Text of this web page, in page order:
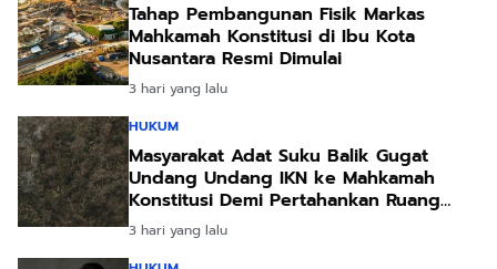
Tahap Pembangunan Fisik Markas
Mahkamah Konstitusi di Ibu Kota
Nusantara Resmi Dimulai
3 hari yang lalu
HUKUM
Masyarakat Adat Suku Balik Gugat
Undang Undang IKN ke Mahkamah
Konstitusi Demi Pertahankan Ruang
Hidup Leluhur
3 hari yang lalu